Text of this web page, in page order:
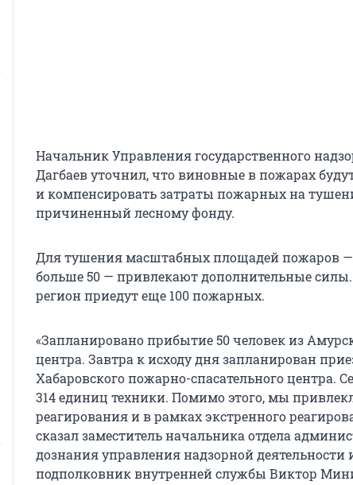
Начальник Управления государственного
Дагбаев уточнил, что виновные в пожарах
и компенсировать затраты пожарных на
причиненный лесному фонду.
Для тушения масштабных площадей пожаров —
больше 50 — привлекают дополнительные
регион приедут еще 100 пожарных.
«Запланировано прибытие 50 человек из
центра. Завтра к исходу дня запланирован
Хабаровского пожарно-спасательного центра.
314 единиц техники. Помимо этого, мы
реагирования и в рамках экстренного
сказал заместитель начальника отдела
дознания управления надзорной
подполковник внутренней службы Виктор